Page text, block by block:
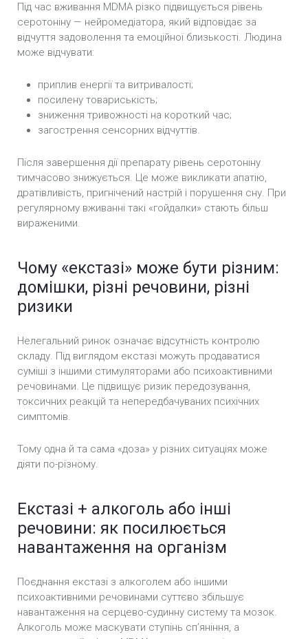
Під час вживання MDMA різко підвищується рівень
серотоніну — нейромедіатора, який відповідає за
відчуття задоволення та емоційної близькості. Людина
може відчувати:
приплив енергії та витривалості;
посилену товариськість;
зниження тривожності на короткий час;
загострення сенсорних відчуттів.
Після завершення дії препарату рівень серотоніну
тимчасово знижується. Це може викликати апатію,
дратівливість, пригнічений настрій і порушення сну. При
регулярному вживанні такі «гойдалки» стають більш
вираженими.
Чому «екстазі» може бути різним:
домішки, різні речовини, різні
ризики
Нелегальний ринок означає відсутність контролю
складу. Під виглядом екстазі можуть продаватися
суміші з іншими стимуляторами або психоактивними
речовинами. Це підвищує ризик передозування,
токсичних реакцій та непередбачуваних психічних
симптомів.
Тому одна й та сама «доза» у різних ситуаціях може
діяти по-різному.
Екстазі + алкоголь або інші
речовини: як посилюється
навантаження на організм
Поєднання екстазі з алкоголем або іншими
психоактивними речовинами суттєво збільшує
навантаження на серцево-судинну систему та мозок.
Алкоголь може маскувати ступінь сп’яніння, а